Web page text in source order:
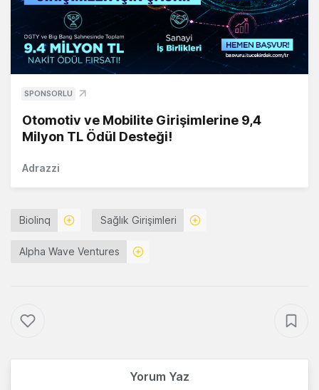
SPONSORLU
Otomotiv ve Mobilite Girişimlerine 9,4
Milyon TL Ödül Desteği!
Adrazzi
Biolinq Sağlık Girişimleri
Alpha Wave Ventures
Yorum Yaz